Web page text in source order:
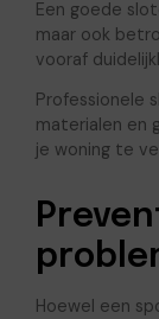
Een goede
maar ook
vooraf
Professionele
materialen en
je woning te
Hoewel een